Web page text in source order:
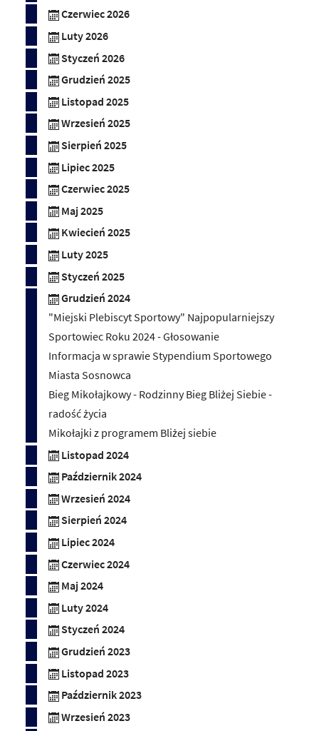
Czerwiec 2026
Luty 2026
Styczeń 2026
Grudzień 2025
Listopad 2025
Wrzesień 2025
Sierpień 2025
Lipiec 2025
Czerwiec 2025
Maj 2025
Kwiecień 2025
Luty 2025
Styczeń 2025
Grudzień 2024
"Miejski Plebiscyt Sportowy" Najpopularniejszy
Sportowiec Roku 2024 - Głosowanie
Informacja w sprawie Stypendium Sportowego
Miasta Sosnowca
Bieg Mikołajkowy - Rodzinny Bieg Bliżej Siebie -
radość życia
Mikołajki z programem Bliżej siebie
Listopad 2024
Październik 2024
Wrzesień 2024
Sierpień 2024
Lipiec 2024
Czerwiec 2024
Maj 2024
Luty 2024
Styczeń 2024
Grudzień 2023
Listopad 2023
Październik 2023
Wrzesień 2023